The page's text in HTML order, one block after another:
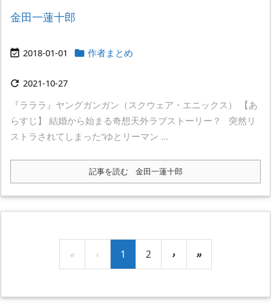
金田一蓮十郎
 2018-01-01  作者まとめ
 2021-10-27
『ラララ』ヤングガンガン（スクウェア・エニックス） 【あ
らすじ】 結婚から始まる奇想天外ラブストーリー？ 突然リ
ストラされてしまった“ゆとリーマン ...
記事を読む 金田一蓮十郎
« ‹ 1 2 › »